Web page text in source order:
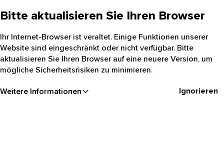
Bitte aktualisieren Sie Ihren Browser
Ihr Internet-Browser ist veraltet. Einige Funktionen unserer
Website sind eingeschränkt oder nicht verfügbar. Bitte
aktualisieren Sie Ihren Browser auf eine neuere Version, um
mögliche Sicherheitsrisiken zu minimieren.
Weitere Informationen Ignorieren